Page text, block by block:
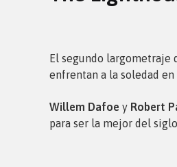
El segundo largometraje
enfrentan a la soledad
Willem Dafoe y Robert
para ser la mejor del